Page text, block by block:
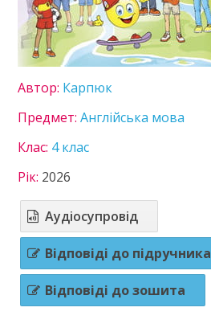
5 клас
6 клас
7 клас
9 клас
10 клас
Зв'язок
Політика
Автор: Карпюк
Предмет:Англійська мова
Клас: 4 клас
Рік: 2026
Аудіосупровід
Відповіді до підручника
Відповіді до зошита